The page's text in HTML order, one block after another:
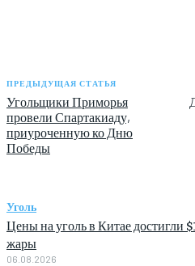
ПРЕДЫДУЩАЯ СТАТЬЯ
Угольщики Приморья
провели Спартакиаду,
приуроченную ко Дню
Победы
Уголь
Цены на уголь в Китае достигли
жары
06.08.2026